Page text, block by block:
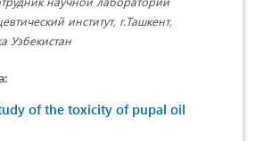
институт, г.Ташкент,
Узбекистан
of the toxicity of pupal oil